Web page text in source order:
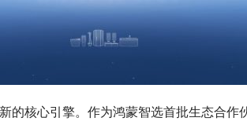
的核心引擎。作为鸿蒙智选首批生态合作